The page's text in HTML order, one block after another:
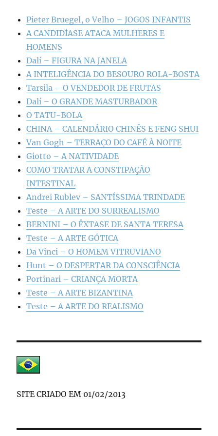
Pieter Bruegel, o Velho – JOGOS INFANTIS
A CANDIDÍASE ATACA MULHERES E
HOMENS
Dalí – FIGURA NA JANELA
A INTELIGÊNCIA DO BESOURO ROLA-BOSTA
Tarsila – O VENDEDOR DE FRUTAS
Dalí – O GRANDE MASTURBADOR
O TATU-BOLA
CHINA – CALENDÁRIO CHINÊS E FENG SHUI
Van Gogh – TERRAÇO DO CAFÉ À NOITE
Giotto – A NATIVIDADE
COMO TRATAR A CONSTIPAÇÃO
INTESTINAL
Andrei Rublev – SANTÍSSIMA TRINDADE
Teste – A ARTE DO SURREALISMO
BERNINI – O ÊXTASE DE SANTA TERESA
Teste – A ARTE GÓTICA
Da Vinci – O HOMEM VITRUVIANO
Hunt – O DESPERTAR DA CONSCIÊNCIA
Portinari – CRIANÇA MORTA
Teste – A ARTE BIZANTINA
Teste – A ARTE DO REALISMO
SITE CRIADO EM 01/02/2013